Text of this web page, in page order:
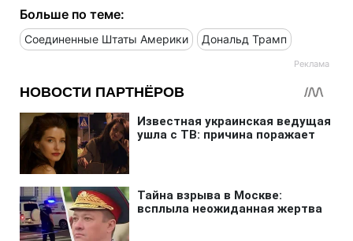
Больше по теме:
Соединенные Штаты Америки Дональд Трамп